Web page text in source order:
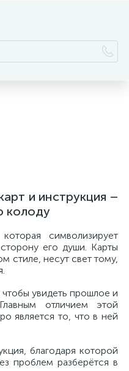
и инструкция –
колоду
символизирует
его души. Карты
стиле, несут свет тому,
увидеть прошлое и
отличием этой
является то, что в ней
благодаря которой
проблем разберётся в